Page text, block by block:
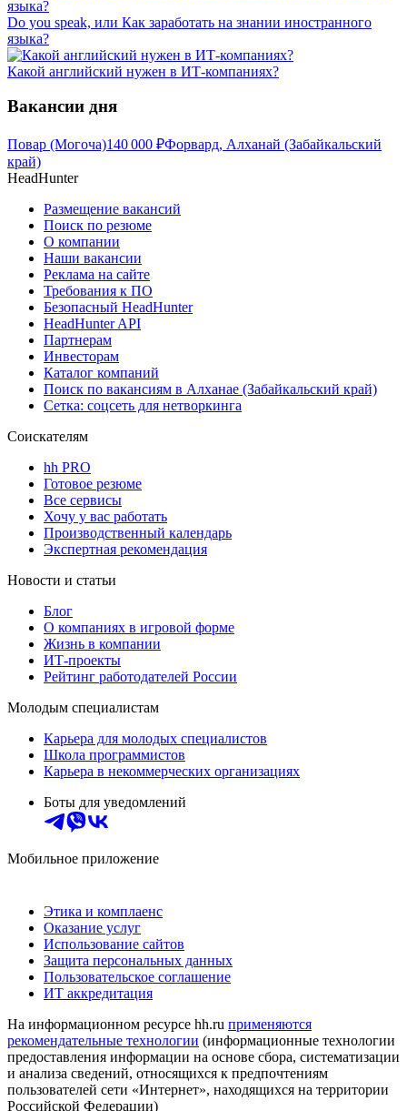
Do you speak, или Как заработать на знании иностранного
языка?
Какой английский нужен в ИТ-компаниях?
Вакансии дня
Повар (Могоча)140 000 ₽Форвард, Алханай (Забайкальский
край)
HeadHunter
Размещение вакансий
Поиск по резюме
О компании
Наши вакансии
Реклама на сайте
Требования к ПО
Безопасный HeadHunter
HeadHunter API
Партнерам
Инвесторам
Каталог компаний
Поиск по вакансиям в Алханае (Забайкальский край)
Сетка: соцсеть для нетворкинга
Соискателям
hh PRO
Готовое резюме
Все сервисы
Хочу у вас работать
Производственный календарь
Экспертная рекомендация
Новости и статьи
Блог
О компаниях в игровой форме
Жизнь в компании
ИТ-проекты
Рейтинг работодателей России
Молодым специалистам
Карьера для молодых специалистов
Школа программистов
Карьера в некоммерческих организациях
Боты для уведомлений
Мобильное приложение
Этика и комплаенс
Оказание услуг
Использование сайтов
Защита персональных данных
Пользовательское соглашение
ИТ аккредитация
На информационном ресурсе hh.ru применяются
рекомендательные технологии (информационные технологии
предоставления информации на основе сбора, систематизации
и анализа сведений, относящихся к предпочтениям
пользователей сети «Интернет», находящихся на территории
Российской Федерации)